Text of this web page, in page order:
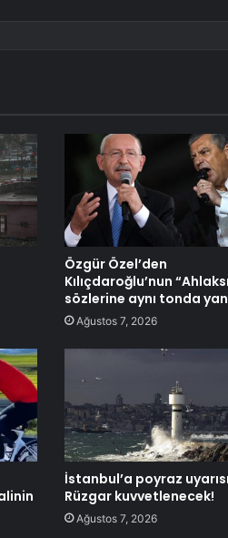
Özgür Özel’den
Kılıçdaroğlu’nun
sözlerine aynı tonda
Ağustos 7, 2026
İstanbul’a poyraz
Rüzgar kuvvetlenecek!
Ağustos 7, 2026